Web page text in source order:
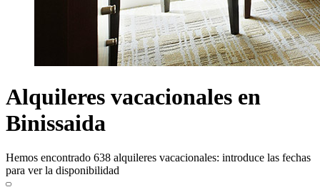
Alquileres vacacionales en
Binissaida
Hemos encontrado 638 alquileres vacacionales: introduce las fechas
para ver la disponibilidad